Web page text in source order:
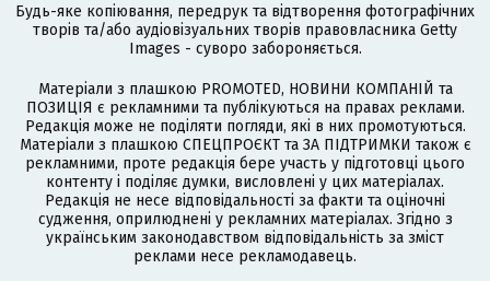
Будь-яке копіювання, передрук та відтворення фотографічних
творів та/або аудіовізуальних творів правовласника Getty
Images - суворо забороняється.
Матеріали з плашкою PROMOTED, НОВИНИ КОМПАНІЙ та
ПОЗИЦІЯ є рекламними та публікуються на правах реклами.
Редакція може не поділяти погляди, які в них промотуються.
Матеріали з плашкою СПЕЦПРОЄКТ та ЗА ПІДТРИМКИ також є
рекламними, проте редакція бере участь у підготовці цього
контенту і поділяє думки, висловлені у цих матеріалах.
Редакція не несе відповідальності за факти та оціночні
судження, оприлюднені у рекламних матеріалах. Згідно з
українським законодавством відповідальність за зміст
реклами несе рекламодавець.